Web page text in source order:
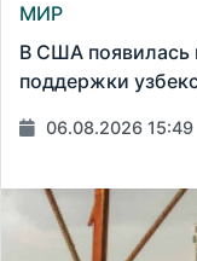
МИР
В США появилась
поддержки
06.08.2026 15:49